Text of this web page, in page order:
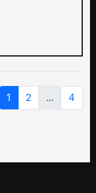
1 2 ... 4